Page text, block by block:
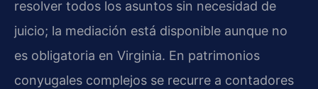
resolver todos los asuntos sin necesidad de
juicio; la mediación está disponible aunque no
es obligatoria en Virginia. En patrimonios
conyugales complejos se recurre a contadores